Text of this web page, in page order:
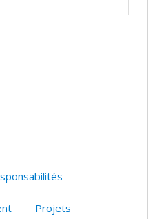
Projets